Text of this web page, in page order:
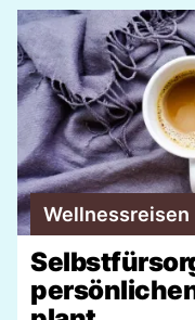
Wellnessreisen